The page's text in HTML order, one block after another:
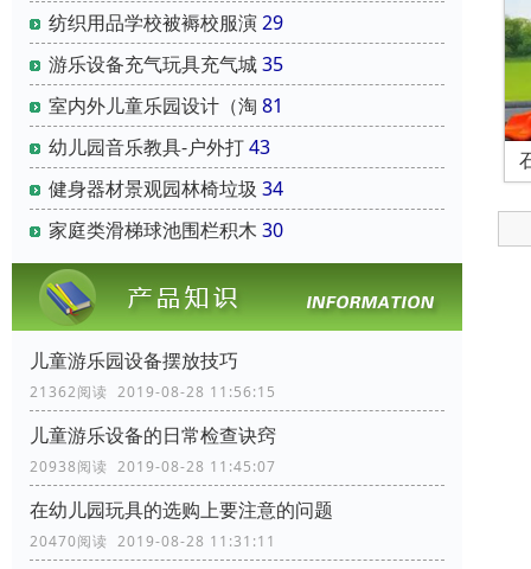
纺织用品学校被褥校服演29
游乐设备充气玩具充气城35
室内外儿童乐园设计（淘 81
幼儿园音乐教具-户外打43
健身器材景观园林椅垃圾 34
家庭类滑梯球池围栏积木 30
儿童游乐园设备摆放技巧
21362阅读 2019-08-28 11:56:15
儿童游乐设备的日常检查诀窍
20938阅读 2019-08-28 11:45:07
在幼儿园玩具的选购上要注意的问题
20470阅读 2019-08-28 11:31:11